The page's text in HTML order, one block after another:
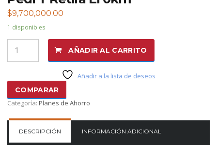
$9,700,000.00
1 disponibles
Yaris
Xs
At
Adjudicado
Pedí
Retirá
AÑADIR AL CARRITO
Añadir a la lista de deseos
COMPARAR
Categoría: Planes de Ahorro
DESCRIPCIÓN INFORMACIÓN ADICIONAL